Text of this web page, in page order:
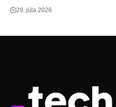
29. júla 2026